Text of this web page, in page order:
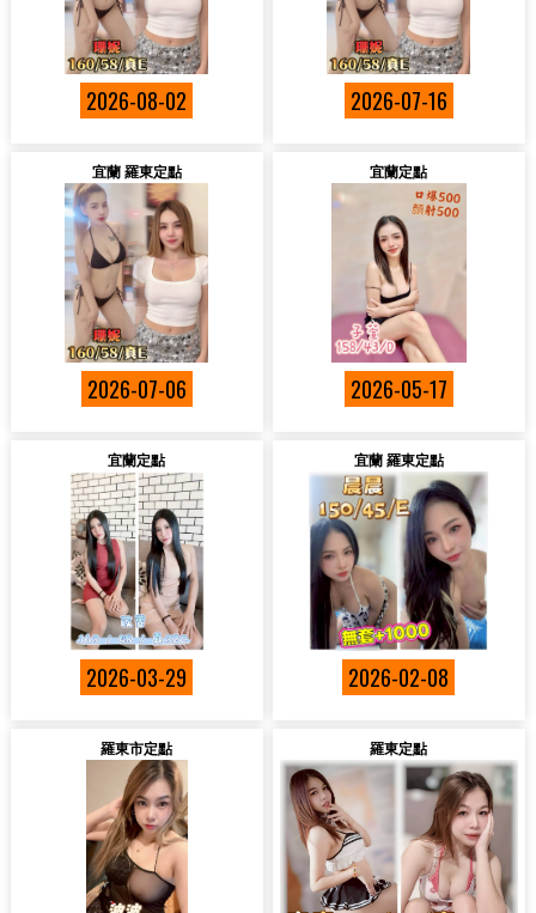
2026-08-02 2026-07-16
宜蘭 羅東定點
2026-07-06
宜蘭定點
2026-05-17
宜蘭定點
2026-03-29
宜蘭 羅東定點
2026-02-08
羅東市定點 羅東定點